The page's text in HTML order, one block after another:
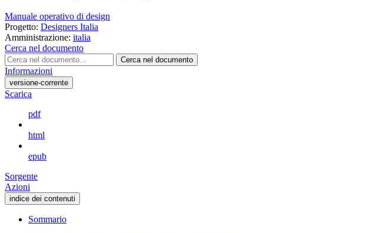
Manuale operativo di design
Progetto: Designers Italia
Amministrazione: italia
Cerca nel documento
Cerca nel documento
Informazioni
versione-corrente
Scarica
pdf
html
epub
Sorgente
Azioni
indice dei contenuti
Sommario